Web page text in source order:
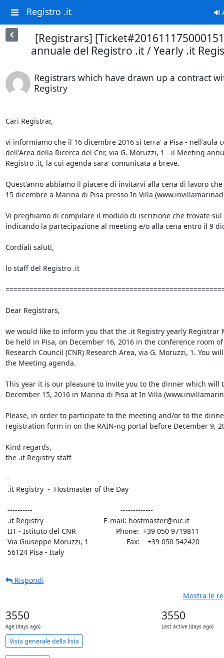
Registro .it
[Registrars]
annuale del Registro .it / Yearly .it
Registrars which have drawn up a contract
Registry
Cari Registrar,
vi informiamo che il 16 dicembre 2016 si terra' a Pisa - nell'aula
dell'Area della Ricerca del Cnr, via G. Moruzzi, 1 - il Meeting
Registro .it, la cui agenda sara' comunicata a breve.
Quest'anno abbiamo il piacere di invitarvi alla cena di lavoro
15 dicembre a Marina di Pisa presso In Villa
Vi preghiamo di compilare il modulo di iscrizione che trovate
indicando la partecipazione al meeting e/o alla cena entro il 9
Cordiali saluti,
lo staff del Registro .it
Dear Registrars,
we would like to inform you that the .it Registry yearly Registrar
be held in Pisa, on December 16, 2016 in the conference room
Research Council (CNR) Research Area, via G. Moruzzi, 1. You
the Meeting agenda.
This year it is our pleasure to invite you to the dinner which will
December 15, 2016 in Marina di Pisa at In Villa
Please, in order to participate to the meeting and/or to the
registration form in on the RAIN-ng portal before December 9,
Kind regards,
the .it Registry staff
--
56124 Pisa - Italy
Rispondi
Mostra le
3550
Age (days ago)
3550
Last active (days ago)
Vista generale della lista